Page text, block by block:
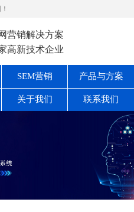
营销解决方案
高新技术企业
SEM营销 产品与方案
关于我们 联系我们